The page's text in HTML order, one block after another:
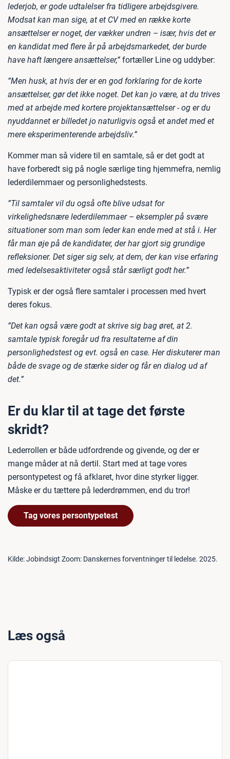
lederjob, er gode udtalelser fra tidligere arbejdsgivere.
Modsat kan man sige, at et CV med en række korte
ansættelser er noget, der vækker undren – især, hvis det er
en kandidat med flere år på arbejdsmarkedet, der burde
have haft længere ansættelser,” fortæller Line og uddyber:
”Men husk, at hvis der er en god forklaring for de korte
ansættelser, gør det ikke noget. Det kan jo være, at du trives
med at arbejde med kortere projektansættelser - og er du
nyuddannet er billedet jo naturligvis også et andet med et
mere eksperimenterende arbejdsliv.”
Kommer man så videre til en samtale, så er det godt at
have forberedt sig på nogle særlige ting hjemmefra, nemlig
lederdilemmaer og personlighedstests.
”Til samtaler vil du også ofte blive udsat for
virkelighedsnære lederdilemmaer – eksempler på svære
situationer som man som leder kan ende med at stå i. Her
får man øje på de kandidater, der har gjort sig grundige
refleksioner. Det siger sig selv, at dem, der kan vise erfaring
med ledelsesaktiviteter også står særligt godt her.”
Typisk er der også flere samtaler i processen med hvert
deres fokus.
”Det kan også være godt at skrive sig bag øret, at 2.
samtale typisk foregår ud fra resultaterne af din
personlighedstest og evt. også en case. Her diskuterer man
både de svage og de stærke sider og får en dialog ud af
det.”
Er du klar til at tage det første
skridt?
Lederrollen er både udfordrende og givende, og der er
mange måder at nå dertil. Start med at tage vores
persontypetest og få afklaret, hvor dine styrker ligger.
Måske er du tættere på lederdrømmen, end du tror!
Tag vores persontypetest
Kilde: Jobindsigt Zoom: Danskernes forventninger til ledelse. 2025.
Læs også